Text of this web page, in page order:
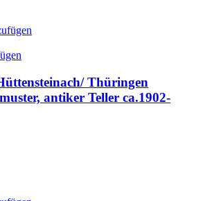
Thüringen
antiker Teller ca.1902-